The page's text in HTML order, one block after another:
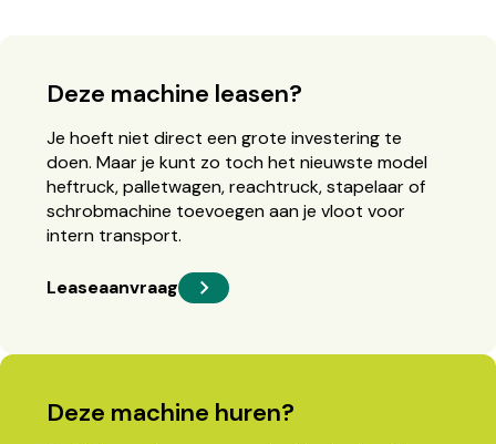
Deze machine leasen?
Je hoeft niet direct een grote investering te
doen. Maar je kunt zo toch het nieuwste model
heftruck, palletwagen, reachtruck, stapelaar of
schrobmachine toevoegen aan je vloot voor
intern transport.
Leaseaanvraag
Deze machine huren?